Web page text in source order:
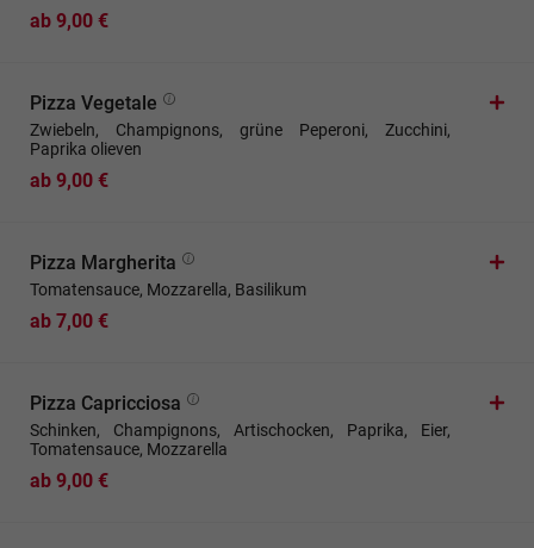
ab 9,00 €
Pizza Vegetale
Zwiebeln, Champignons, grüne Peperoni, Zucchini,
Paprika olieven
ab 9,00 €
Pizza Margherita
Tomatensauce, Mozzarella, Basilikum
ab 7,00 €
Pizza Capricciosa
Schinken, Champignons, Artischocken, Paprika, Eier,
Tomatensauce, Mozzarella
ab 9,00 €